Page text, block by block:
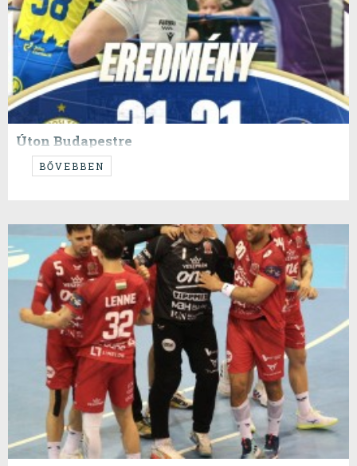
Úton Budapestre
Fradista érzelmekkel fűtött szerzőnk posztja következik a negyeddöntő
első, hazai (?) felvonása után.
BŐVEBBEN